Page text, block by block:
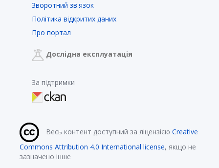
Зворотний зв'язок
Політика відкритих даних
Про портал
Дослідна експлуатація
За підтримки
Весь контент доступний за ліцензією Creative
Commons Attribution 4.0 International license, якщо не
зазначено інше